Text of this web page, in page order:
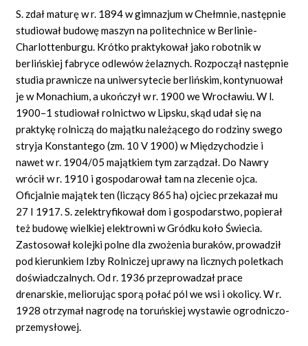
S. zdał maturę w r. 1894 w gimnazjum w Chełmnie, następnie
studiował budowę maszyn na politechnice w Berlinie-
Charlottenburgu. Krótko praktykował jako robotnik w
berlińskiej fabryce odlewów żelaznych. Rozpoczął następnie
studia prawnicze na uniwersytecie berlińskim, kontynuował
je w Monachium, a ukończył w r. 1900 we Wrocławiu. W l.
1900–1 studiował rolnictwo w Lipsku, skąd udał się na
praktykę rolniczą do majątku należącego do rodziny swego
stryja Konstantego (zm. 10 V 1900) w Międzychodzie i
nawet w r. 1904/05 majątkiem tym zarządzał. Do Nawry
wrócił w r. 1910 i gospodarował tam na zlecenie ojca.
Oficjalnie majątek ten (liczący 865 ha) ojciec przekazał mu
27 I 1917. S. zelektryfikował dom i gospodarstwo, popierał
też budowę wielkiej elektrowni w Gródku koło Świecia.
Zastosował kolejki polne dla zwożenia buraków, prowadził
pod kierunkiem Izby Rolniczej uprawy na licznych poletkach
doświadczalnych. Od r. 1936 przeprowadzał prace
drenarskie, meliorując sporą połać pól we wsi i okolicy. W r.
1928 otrzymał nagrodę na toruńskiej wystawie ogrodniczo-
przemysłowej.